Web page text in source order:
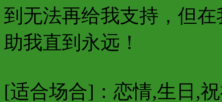
到无法再给我支持，但
助我直到永远！
[适合场合]：恋情,生日,